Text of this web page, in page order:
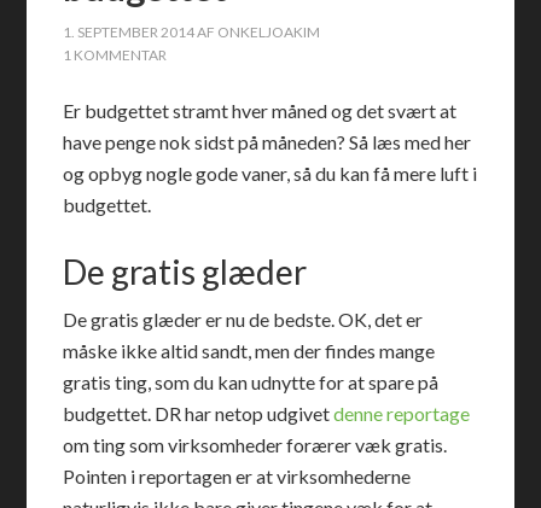
1. SEPTEMBER 2014AF ONKELJOAKIM
1 KOMMENTAR
Er budgettet stramt hver måned og det svært at
have penge nok sidst på måneden? Så læs med her
og opbyg nogle gode vaner, så du kan få mere luft i
budgettet.
De gratis glæder
De gratis glæder er nu de bedste. OK, det er
måske ikke altid sandt, men der findes mange
gratis ting, som du kan udnytte for at spare på
budgettet. DR har netop udgivetdenne reportage
om ting som virksomheder forærer væk gratis.
Pointen i reportagen er at virksomhederne